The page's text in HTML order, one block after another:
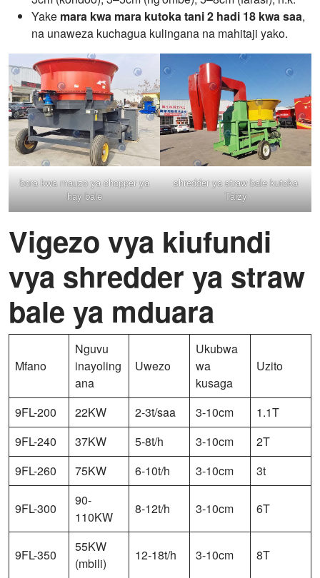
Yake mara kwa mara kutoka tani 2 hadi 18 kwa saa,
na unaweza kuchagua kulingana na mahitaji yako.
bora kwa mauzo ya chopper ya
hay bale
shredder ya straw bale kutoka
Taizy
Vigezo vya kiufundi
vya shredder ya straw
bale ya mduara
Mfano
Nguvu
inayoling
ana
Uwezo
Ukubwa
wa
kusaga
Uzito
9FL-200 22KW 2-3t/saa 3-10cm
1.1T
9FL-240
37KW 5-8t/h 3-10cm
2T
9FL-260
75KW 6-10t/h 3-10cm 3t
9FL-300
90-
110KW
8-12t/h 3-10cm 6T
9FL-350
55KW
(mbili)
12-18t/h 3-10cm
8T